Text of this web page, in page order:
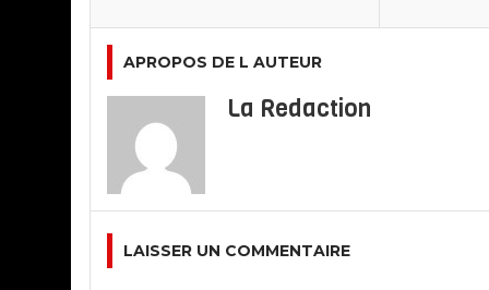
APROPOS DE L AUTEUR
La Redaction
LAISSER UN COMMENTAIRE